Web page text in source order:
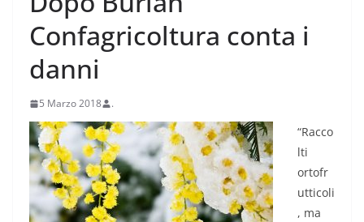
Confagricoltura conta i
danni
5 Marzo 2018 .
“Racco
lti
ortofr
utticoli
, ma